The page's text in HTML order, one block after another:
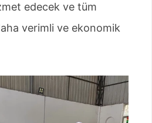
edecek ve tüm
verimli ve ekonomik